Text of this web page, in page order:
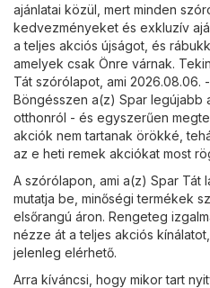
ajánlatai közül, mert minden
kedvezményeket és exkluzív
a teljes akciós újságot, és
amelyek csak Önre várnak.
Tát szórólapot, ami 2026.08.06.
Böngésszen a(z) Spar legújabb
otthonról - és egyszerűen
akciók nem tartanak örökké,
az e heti remek akciókat most
A szórólapon, ami a(z) Spar Tát
mutatja be, minőségi termékek
elsőrangú áron. Rengeteg
nézze át a teljes akciós
jelenleg elérhető.
Arra kíváncsi, hogy mikor tart